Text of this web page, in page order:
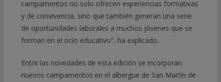
campamentos no solo ofrecen experiencias formativas
y de convivencia, sino que también generan una serie
de oportunidades laborales a muchos jóvenes que se
forman en el ocio educativo”, ha explicado.
Entre las novedades de esta edición se incorporan
nuevos campamentos en el albergue de San Martín de